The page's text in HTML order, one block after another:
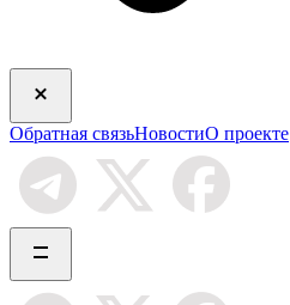
Обратная связьНовостиО проекте